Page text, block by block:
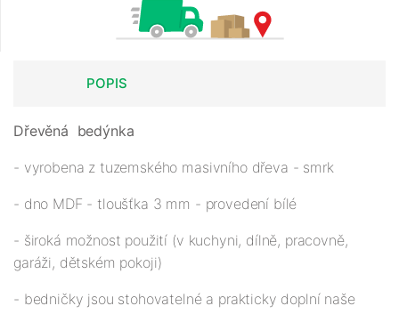
POPIS
Dřevěná bedýnka
- vyrobena z tuzemského masivního dřeva - smrk
- dno MDF - tloušťka 3 mm - provedení bílé
- široká možnost použití (v kuchyni, dílně, pracovně,
garáži, dětském pokoji)
- bedničky jsou stohovatelné a prakticky doplní naše